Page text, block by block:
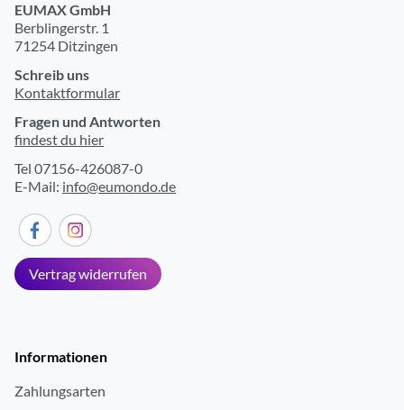
EUMAX GmbH
Berblingerstr. 1
71254 Ditzingen
Schreib uns
Kontaktformular
Fragen und Antworten
findest du hier
Tel 07156-426087-0
E-Mail: info@eumondo.de
Vertrag widerrufen
Informationen
Zahlungsarten